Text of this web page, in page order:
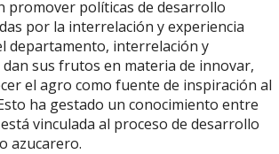
promover políticas de desarrollo
por la interrelación y experiencia
departamento, interrelación y
sus frutos en materia de innovar,
el agro como fuente de inspiración al
ha gestado un conocimiento entre
vinculada al proceso de desarrollo
azucarero.